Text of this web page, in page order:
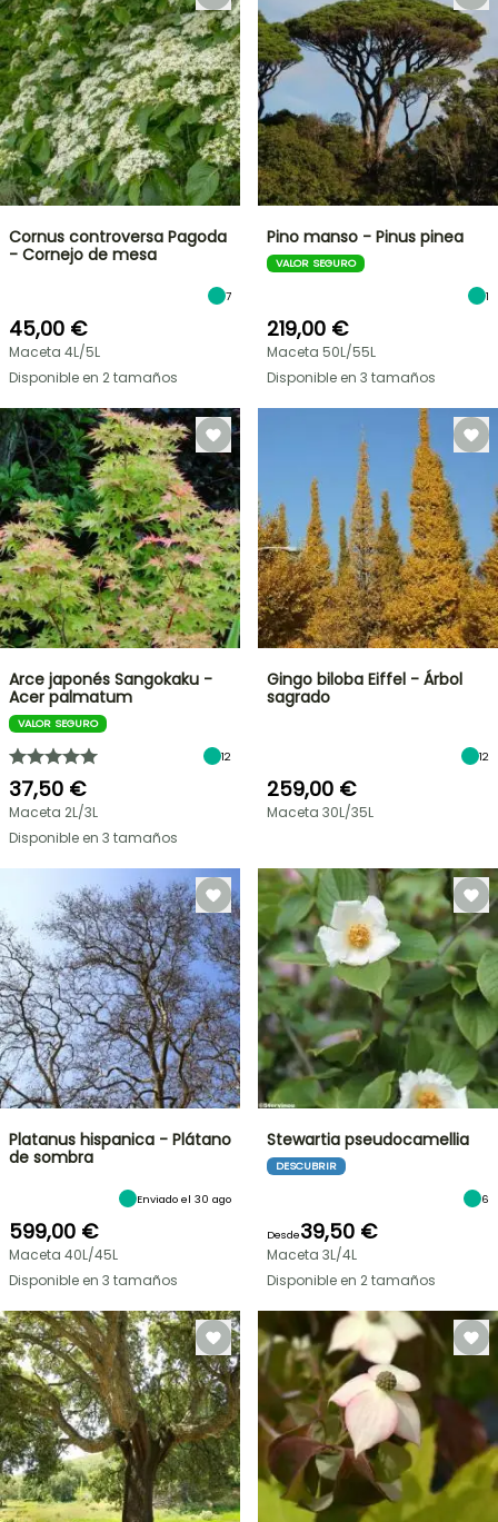
Cornus controversa Pagoda
- Cornejo de mesa
7
45,00 €
Maceta 4L/5L
Disponible en 2 tamaños
Pino manso - Pinus pinea
VALOR SEGURO
1
219,00 €
Maceta 50L/55L
Disponible en 3 tamaños
Arce japonés Sangokaku -
Acer palmatum
VALOR SEGURO
12
37,50 €
Maceta 2L/3L
Disponible en 3 tamaños
Gingo biloba Eiffel - Árbol
sagrado
12
259,00 €
Maceta 30L/35L
Platanus hispanica - Plátano
de sombra
Enviado el 30 ago
599,00 €
Maceta 40L/45L
Disponible en 3 tamaños
Stewartia pseudocamellia
DESCUBRIR
6
Desde39,50 €
Maceta 3L/4L
Disponible en 2 tamaños